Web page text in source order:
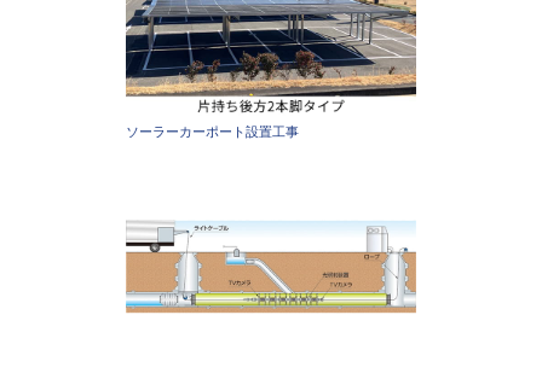
ソーラーカーポート設置工事